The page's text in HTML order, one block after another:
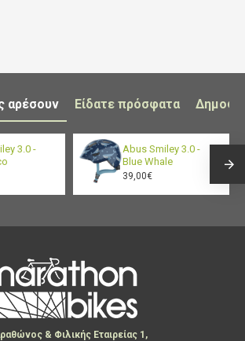
αρέσουν Είδατε πρόσφατα
3.0 -
Abus Smiley 3.0 -
Blue Whale
39,00€
& Φιλικής Εταιρείας 1,